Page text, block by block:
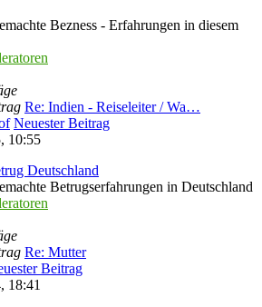
Bezness - Erfahrungen in diesem
Re: Indien - Reiseleiter / Wa…
Neuester Beitrag
10:55
Deutschland
Betrugserfahrungen in Deutschland
Re: Mutter
Beitrag
18:41